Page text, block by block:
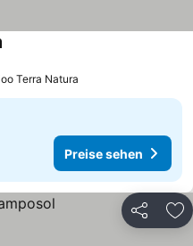
Terra Natura
Preise sehen
Teilen